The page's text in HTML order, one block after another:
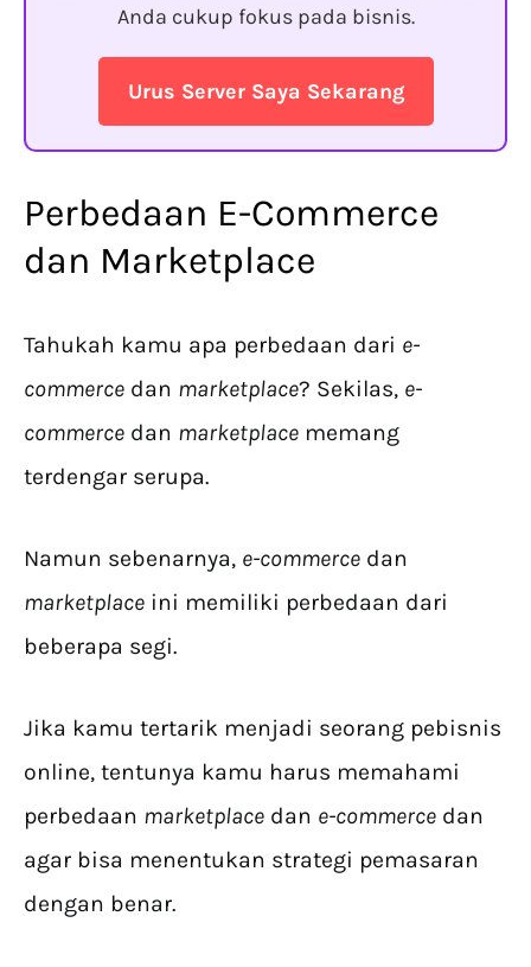
Anda cukup fokus pada bisnis.
Urus Server Saya Sekarang
Perbedaan E-Commerce
dan Marketplace
Tahukah kamu apa perbedaan dari e-
commerce dan marketplace? Sekilas, e-
commerce dan marketplace memang
terdengar serupa.
Namun sebenarnya, e-commerce dan
marketplace ini memiliki perbedaan dari
beberapa segi.
Jika kamu tertarik menjadi seorang pebisnis
online, tentunya kamu harus memahami
perbedaan marketplace dan e-commerce dan
agar bisa menentukan strategi pemasaran
dengan benar.